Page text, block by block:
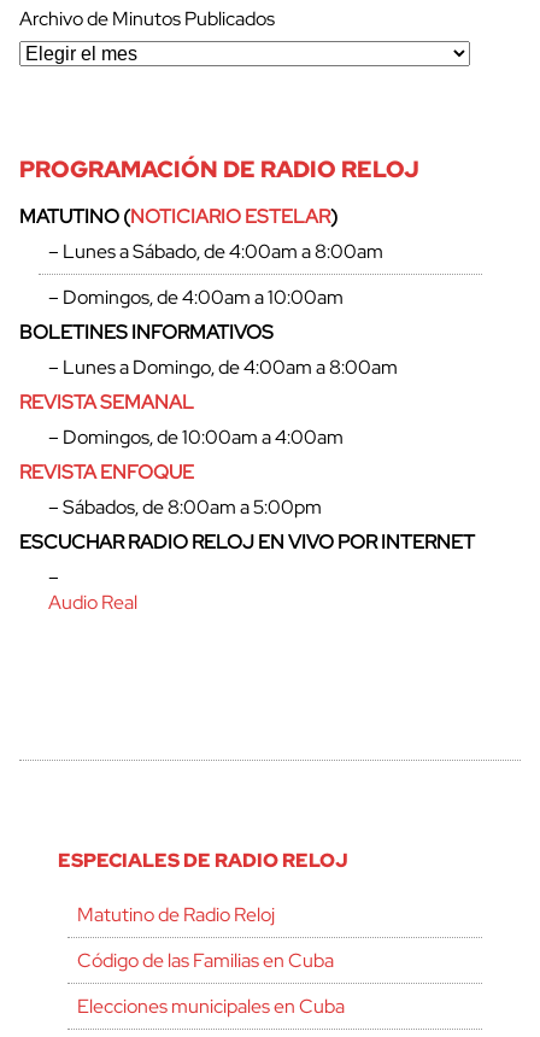
Archivo de Minutos Publicados
PROGRAMACIÓN DE RADIO RELOJ
MATUTINO (NOTICIARIO ESTELAR)
– Lunes a Sábado, de 4:00am a 8:00am
– Domingos, de 4:00am a 10:00am
BOLETINES INFORMATIVOS
– Lunes a Domingo, de 4:00am a 8:00am
REVISTA SEMANAL
– Domingos, de 10:00am a 4:00am
REVISTA ENFOQUE
– Sábados, de 8:00am a 5:00pm
ESCUCHAR RADIO RELOJ EN VIVO POR INTERNET
–
Audio Real
ESPECIALES DE RADIO RELOJ
Matutino de Radio Reloj
Código de las Familias en Cuba
Elecciones municipales en Cuba